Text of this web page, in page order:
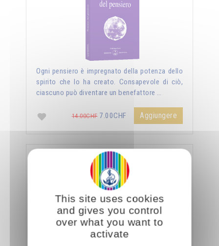
Ogni pensiero è impregnato della potenza dello
spirito che lo ha creato. Consapevole di ciò,
ciascuno può diventare un benefattore …
14.00CHF7.00CHF Aggiungere
La sessualità forza del cielo
This site uses cookies
and gives you control
over what you want to
activate